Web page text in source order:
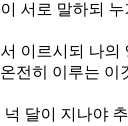
서로 말하되
이르시되 나
전히 이루는 이
달이 지나야